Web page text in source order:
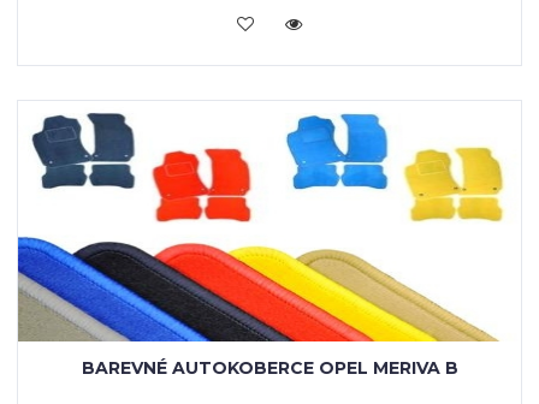
KOUPIT
BAREVNÉ AUTOKOBERCE OPEL MERIVA B